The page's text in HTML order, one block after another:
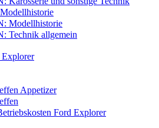
Modellhistorie
allgemein
Explorer
Appetizer
Ford Explorer